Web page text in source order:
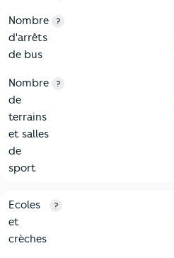
Nombre
d'arrêts
de bus
?
Nombre
de
terrains
et salles
de
sport
?
4-Education
Critères
Ecoles
et
crèches
?